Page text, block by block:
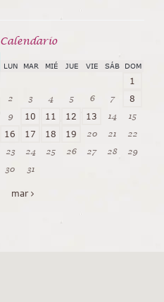
Calendarío
LUN MAR MIÉ JUE VIE SÁB DOM
1
2 3 4 5 6 7 8
9 10 11 12 13 14 15
16 17 18 19 20 21
22
23
24 25 26 27 28
29
30
31
mar